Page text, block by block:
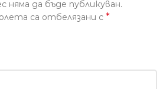
няма да бъде публикуван.
са отбелязани с *